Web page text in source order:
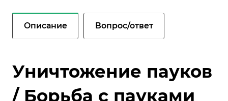
Описание Вопрос/ответ
Уничтожение пауков
/ Борьба с пауками